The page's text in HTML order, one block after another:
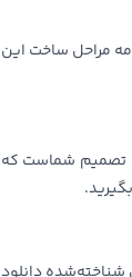
مراحل ساخت این
تصمیم شماست که